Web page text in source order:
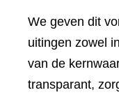
We geven dit
uitingen zowel
van de
transparant,